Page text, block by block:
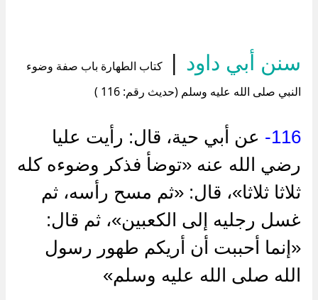
سنن أبي داود |
كتاب الطهارة باب صفة وضوء
النبي صلى الله عليه وسلم (حديث رقم: 116 )
116-
عن أبي حية، قال: رأيت عليا
رضي الله عنه «توضأ فذكر وضوءه كله
ثلاثا ثلاثا»، قال: «ثم مسح رأسه، ثم
غسل رجليه إلى الكعبين»، ثم قال:
«إنما أحببت أن أريكم طهور رسول
الله صلى الله عليه وسلم»